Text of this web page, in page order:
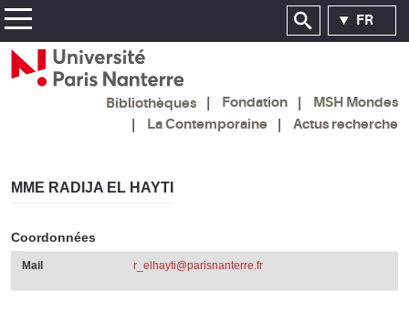
FR
Bibliothèques Fondation
MSH Mondes
La Contemporaine
Actus recherche
MME RADIJA EL HAYTI
Coordonnées
Mail r_elhayti@parisnanterre.fr